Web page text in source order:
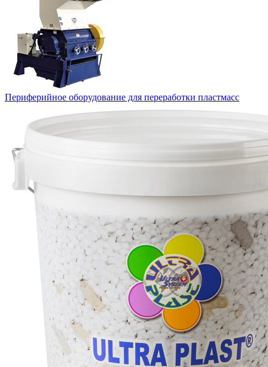
Периферийное оборудование для переработки пластмасс